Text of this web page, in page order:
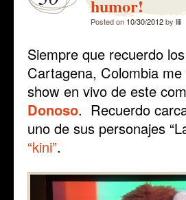
humor!
Posted on 10/30/2012by lili
Siempre que recuerdo
Cartagena, Colombia
show en vivo de este
Donoso. Recuerdo
uno de sus personajes
“kini”.